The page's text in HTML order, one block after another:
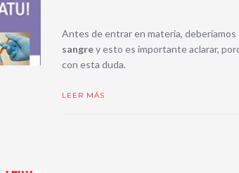
Antes de entrar en materia, deberíamos
sangrey esto es importante aclarar,
con esta duda.
LEER MÁS